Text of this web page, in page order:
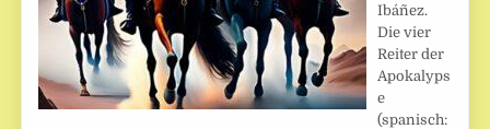
Ibáñez.
Die vier
Reiter der
Apokalyps
e
(spanisch: